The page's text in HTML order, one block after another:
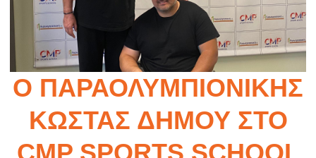
Ο ΠΑΡΑΟΛΥΜΠΙΟΝΊΚΗΣ
ΚΏΣΤΑΣ ΔΉΜΟΥ ΣΤΟ